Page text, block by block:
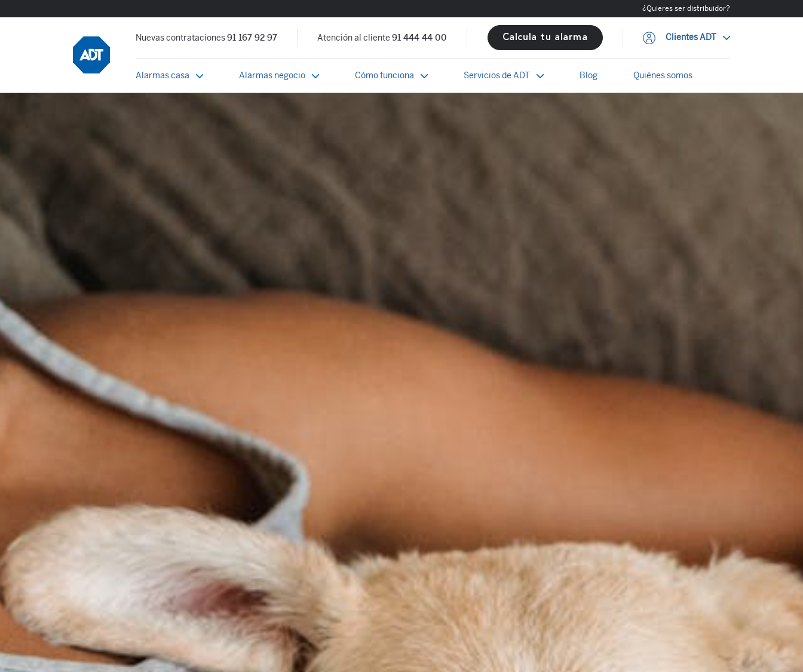
¿Quieres ser distribuidor?
Nuevas contrataciones91 167 92 97 Atención al cliente91 444 44 00 Calcula tu alarma Clientes ADT
Alarmas casa Alarmas negocio Cómo funciona Servicios de ADT Blog Quiénes somos